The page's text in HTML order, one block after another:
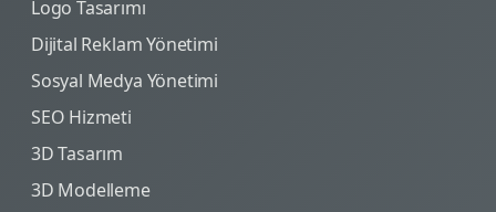
Logo Tasarımı
Dijital Reklam Yönetimi
Sosyal Medya Yönetimi
SEO Hizmeti
3D Tasarım
3D Modelleme